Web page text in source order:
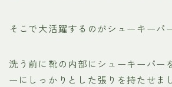
そこで大活躍するのがシューキーパ
洗う前に靴の内部にシューキーパー
ーにしっかりとした張りを持たせま